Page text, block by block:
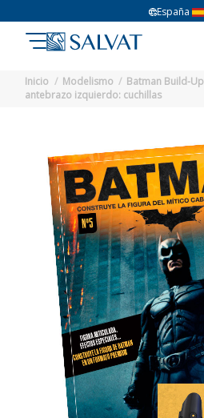
España
Inicio Modelismo Batman Build-Up
antebrazo izquierdo: cuchillas